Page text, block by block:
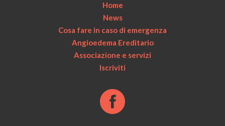
Home
News
Cosa fare in caso di emergenza
Angioedema Ereditario
Associazione e servizi
Iscriviti